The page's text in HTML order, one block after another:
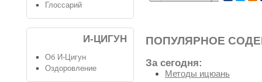
ПОПУЛЯРНОЕ
За сегодня:
Методы ицюань
Глоссарий
И-ЦИГУН
Об И-Цигун
Оздоровление